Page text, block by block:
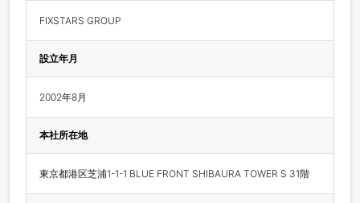
FIXSTARS GROUP
設立年月
2002年8月
本社所在地
東京都港区芝浦1-1-1 BLUE FRONT SHIBAURA TOWER S 31階